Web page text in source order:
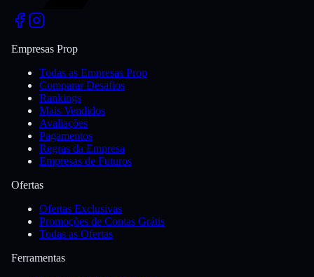
Empresas Prop
Todas as Empresas Prop
Comparar Desafios
Rankings
Mais Vendidos
Avaliações
Pagamentos
Regras da Empresa
Empresas de Futuros
Ofertas
Ofertas Exclusivas
Promoções de Contas Grátis
Todas as Ofertas
Ferramentas